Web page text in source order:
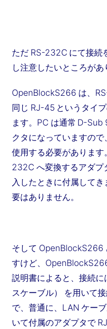
ただ RS-232C にて接続
し注意したいところがあ
OpenBlockS266 は、
同じ RJ-45 というタイ
ます。PC は通常 D-Sub
クタになっていますの
使用する必要がありま
232C へ変換するアダ
入したときに付属して
要はありません。
そして OpenBlockS266
すけど、
説明書によると、接続に
スケーブル） を用いて
で、普通に、LAN ケー
いて付属のアダプタで